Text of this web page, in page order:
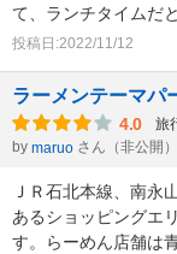
て、ランチタイムだ
投稿日:2022/11/12
ラーメンテーマパ
4.0 旅
by maruo さん（非公開）
ＪＲ石北本線、南永
あるショッピングエ
す。らーめん店舗は